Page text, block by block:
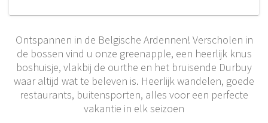
Ontspannen in de Belgische Ardennen! Verscholen in
de bossen vind u onze greenapple, een heerlijk knus
boshuisje, vlakbij de ourthe en het bruisende Durbuy
waar altijd wat te beleven is. Heerlijk wandelen, goede
restaurants, buitensporten, alles voor een perfecte
vakantie in elk seizoen